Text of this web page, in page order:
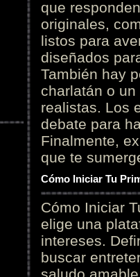
que
originales,
listos para
diseñados
También hay
charlatán o
realistas. Los
debate para
Finalmente,
que te
Cómo Iniciar Tu
Cómo Iniciar
elige una
intereses.
buscar